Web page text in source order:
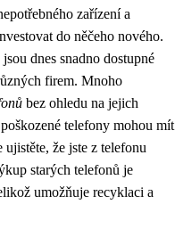
zařízení a
do něčeho nového.
dnes snadno dostupné
firem. Mnoho
bez ohledu na jejich
telefony mohou mít
ujistěte, že jste z telefonu
starých telefonů je
umožňuje recyklaci a